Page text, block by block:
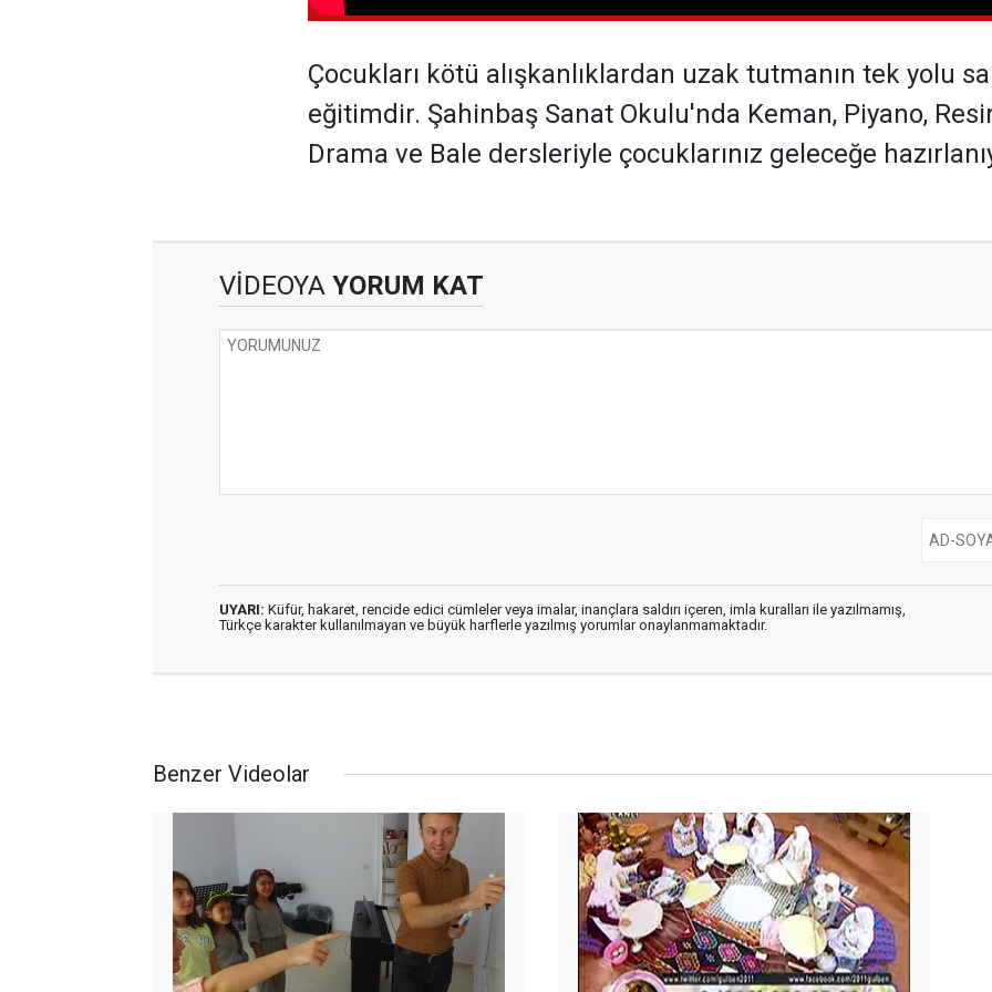
Çocukları kötü alışkanlıklardan uzak tutmanın tek yolu
eğitimdir. Şahinbaş Sanat Okulu'nda Keman, Piyano,
Drama ve Bale dersleriyle çocuklarınız geleceğe
VİDEOYA YORUM KAT
UYARI: Küfür, hakaret, rencide edici cümleler veya imalar, inançlara saldırı içeren, imla kuralları ile yazılmamış,
Türkçe karakter kullanılmayan ve büyük harflerle yazılmış yorumlar onaylanmamaktadır.
Benzer Videolar